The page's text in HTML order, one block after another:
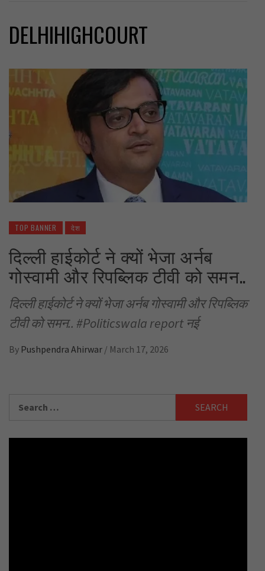
DELHIHIGHCOURT
TOP BANNER देश
दिल्ली हाईकोर्ट ने क्यों भेजा अर्नब
गोस्वामी और रिपब्लिक टीवी को समन..
दिल्ली हाईकोर्ट ने क्यों भेजा अर्नब गोस्वामी और रिपब्लिक
टीवी को समन.. #Politicswala report नई
By Pushpendra Ahirwar / March 17, 2026
for: